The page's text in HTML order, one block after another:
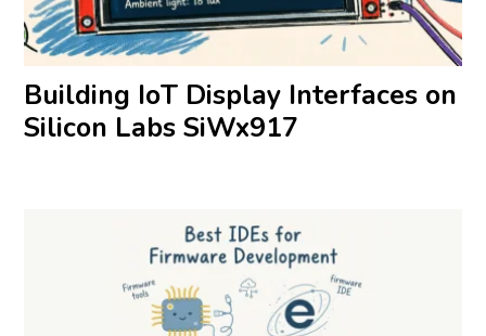
Building IoT Display Interfaces on
Silicon Labs SiWx917